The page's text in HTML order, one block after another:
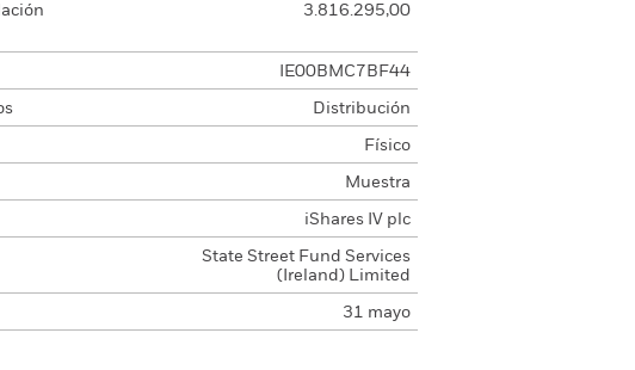
3.816.295,00
IE00BMC7BF44
Distribución
Físico
Muestra
iShares IV plc
State Street Fund Services
(Ireland) Limited
31 mayo